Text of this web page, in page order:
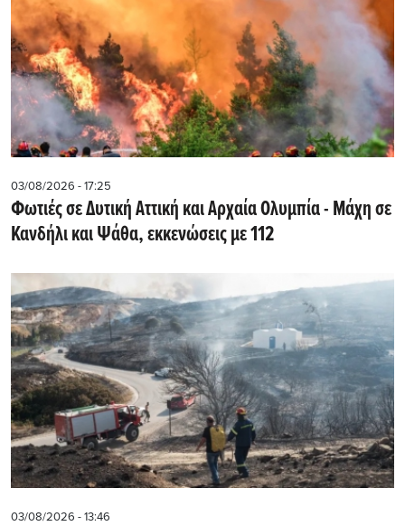
03/08/2026 - 17:25
Φωτιές σε Δυτική Αττική και Αρχαία Ολυμπία - Μάχη σε
Κανδήλι και Ψάθα, εκκενώσεις με 112
03/08/2026 - 13:46